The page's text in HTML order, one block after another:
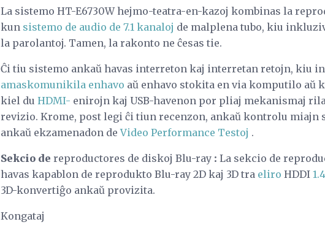
La sistemo HT-E6730W hejmo-teatra-en-kazoj kombinas la
kun sistemo de audio de 7.1 kanaloj de malplena tubo, kiu
la parolantoj. Tamen, la rakonto ne ĉesas tie.
Ĉi tiu sistemo ankaŭ havas interreton kaj interretan retojn, kiu
amaskomunikila enhavo aŭ enhavo stokita en via komputilo aŭ
kiel du HDMI- enirojn kaj USB-havenon por pliaj mekanismaj
revizio. Krome, post legi ĉi tiun recenzon, ankaŭ kontrolu miajn
ankaŭ ekzamenadon deVideo Performance Testoj .
Sekcio de reproductores de diskoj Blu-ray : La sekcio de
havas kapablon de reprodukto Blu-ray 2D kaj 3D tra eliro HDDI
3D-konvertiĝo ankaŭ provizita.
Kongataj